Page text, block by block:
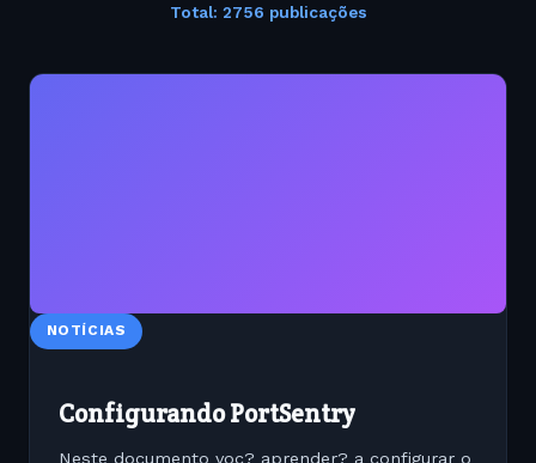
Total: 2756 publicações
NOTÍCIAS
Configurando PortSentry
Neste documento voc? aprender? a configurar o